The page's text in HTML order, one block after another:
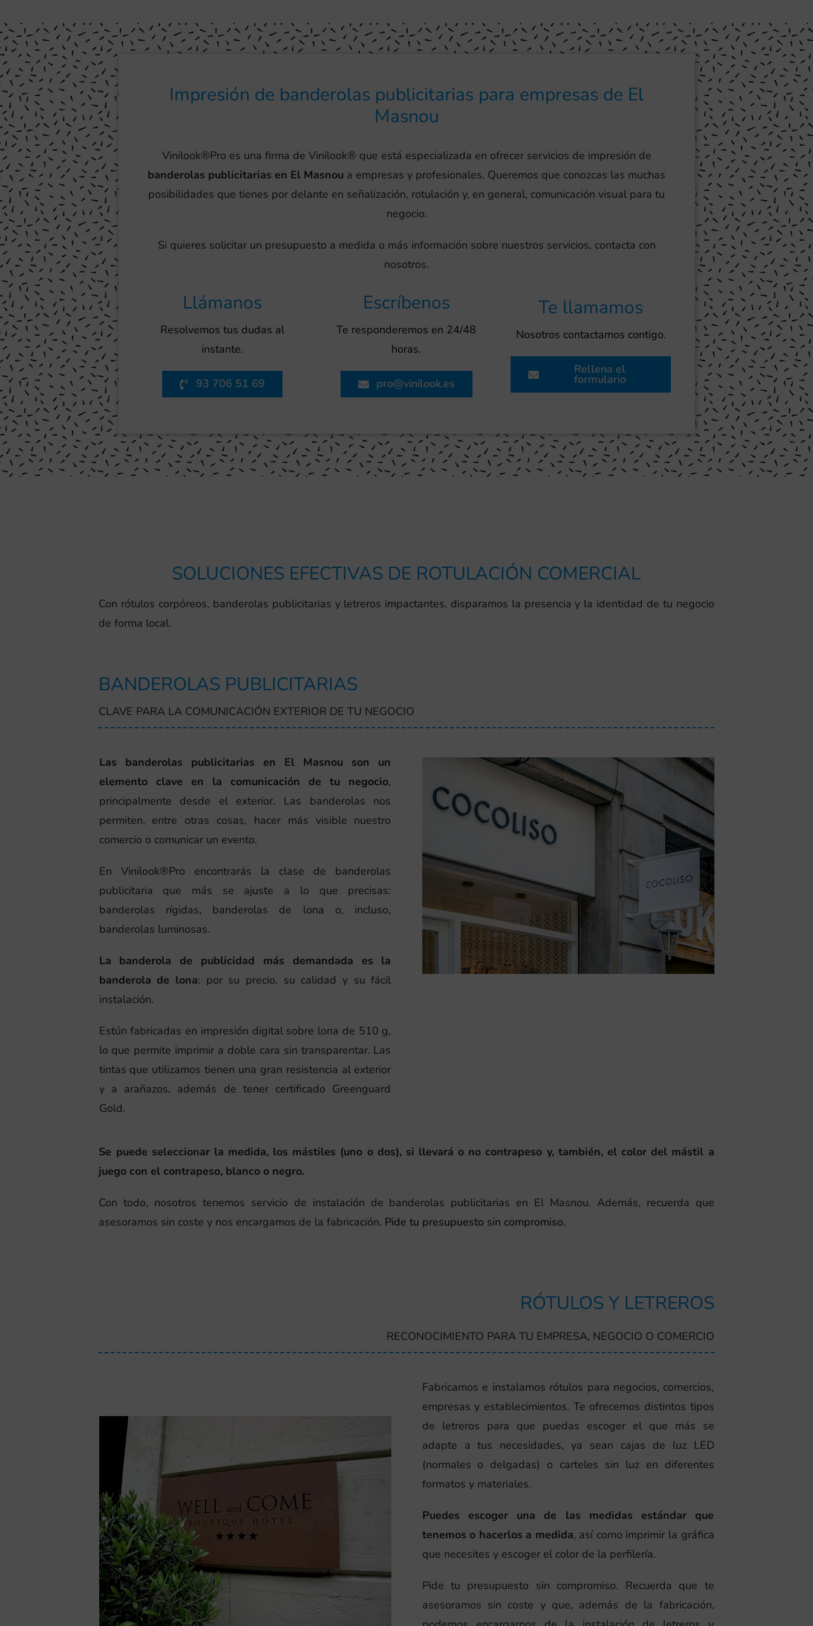
Impresión de banderolas publicitarias para empresas de El
Masnou
Vinilook®Pro es una firma de Vinilook® que está especializada en ofrecer servicios de impresión de
banderolas publicitarias en El Masnou a empresas y profesionales. Queremos que conozcas las muchas
posibilidades que tienes por delante en señalización, rotulación y, en general, comunicación visual para tu
negocio.
Si quieres solicitar un presupuesto a medida o más información sobre nuestros servicios, contacta con
nosotros.
Llámanos
Resolvemos tus dudas al
instante.
93 706 51 69
Escríbenos
Te responderemos en 24/48
horas.
pro@vinilook.es
Te llamamos
Nosotros contactamos contigo.
Rellena el
formulario
SOLUCIONES EFECTIVAS DE ROTULACIÓN COMERCIAL
Con rótulos corpóreos, banderolas publicitarias y letreros impactantes, disparamos la presencia y la identidad de tu negocio
de forma local.
BANDEROLAS PUBLICITARIAS
CLAVE PARA LA COMUNICACIÓN EXTERIOR DE TU NEGOCIO
Las banderolas publicitarias en El Masnou son un
elemento clave en la comunicación de tu negocio,
principalmente desde el exterior. Las banderolas nos
permiten, entre otras cosas, hacer más visible nuestro
comercio o comunicar un evento.
En Vinilook®Pro encontrarás la clase de banderolas
publicitaria que más se ajuste a lo que precisas:
banderolas rígidas, banderolas de lona o, incluso,
banderolas luminosas.
La banderola de publicidad más demandada es la
banderola de lona: por su precio, su calidad y su fácil
instalación.
Estún fabricadas en impresión digital sobre lona de 510 g,
lo que permite imprimir a doble cara sin transparentar. Las
tintas que utilizamos tienen una gran resistencia al exterior
y a arañazos, además de tener certificado Greenguard
Gold.
Se puede seleccionar la medida, los mástiles (uno o dos), si llevará o no contrapeso y, también, el color del mástil a
juego con el contrapeso, blanco o negro.
Con todo, nosotros tenemos servicio de instalación de banderolas publicitarias en El Masnou. Además, recuerda que
asesoramos sin coste y nos encargamos de la fabricación. Pide tu presupuesto sin compromiso.
RÓTULOS Y LETREROS
RECONOCIMIENTO PARA TU EMPRESA, NEGOCIO O COMERCIO
Fabricamos e instalamos rótulos para negocios, comercios,
empresas y establecimientos. Te ofrecemos distintos tipos
de letreros para que puedas escoger el que más se
adapte a tus necesidades, ya sean cajas de luz LED
(normales o delgadas) o carteles sin luz en diferentes
formatos y materiales.
Puedes escoger una de las medidas estándar que
tenemos o hacerlos a medida, así como imprimir la gráfica
que necesites y escoger el color de la perfilería.
Pide tu presupuesto sin compromiso. Recuerda que te
asesoramos sin coste y que, además de la fabricación,